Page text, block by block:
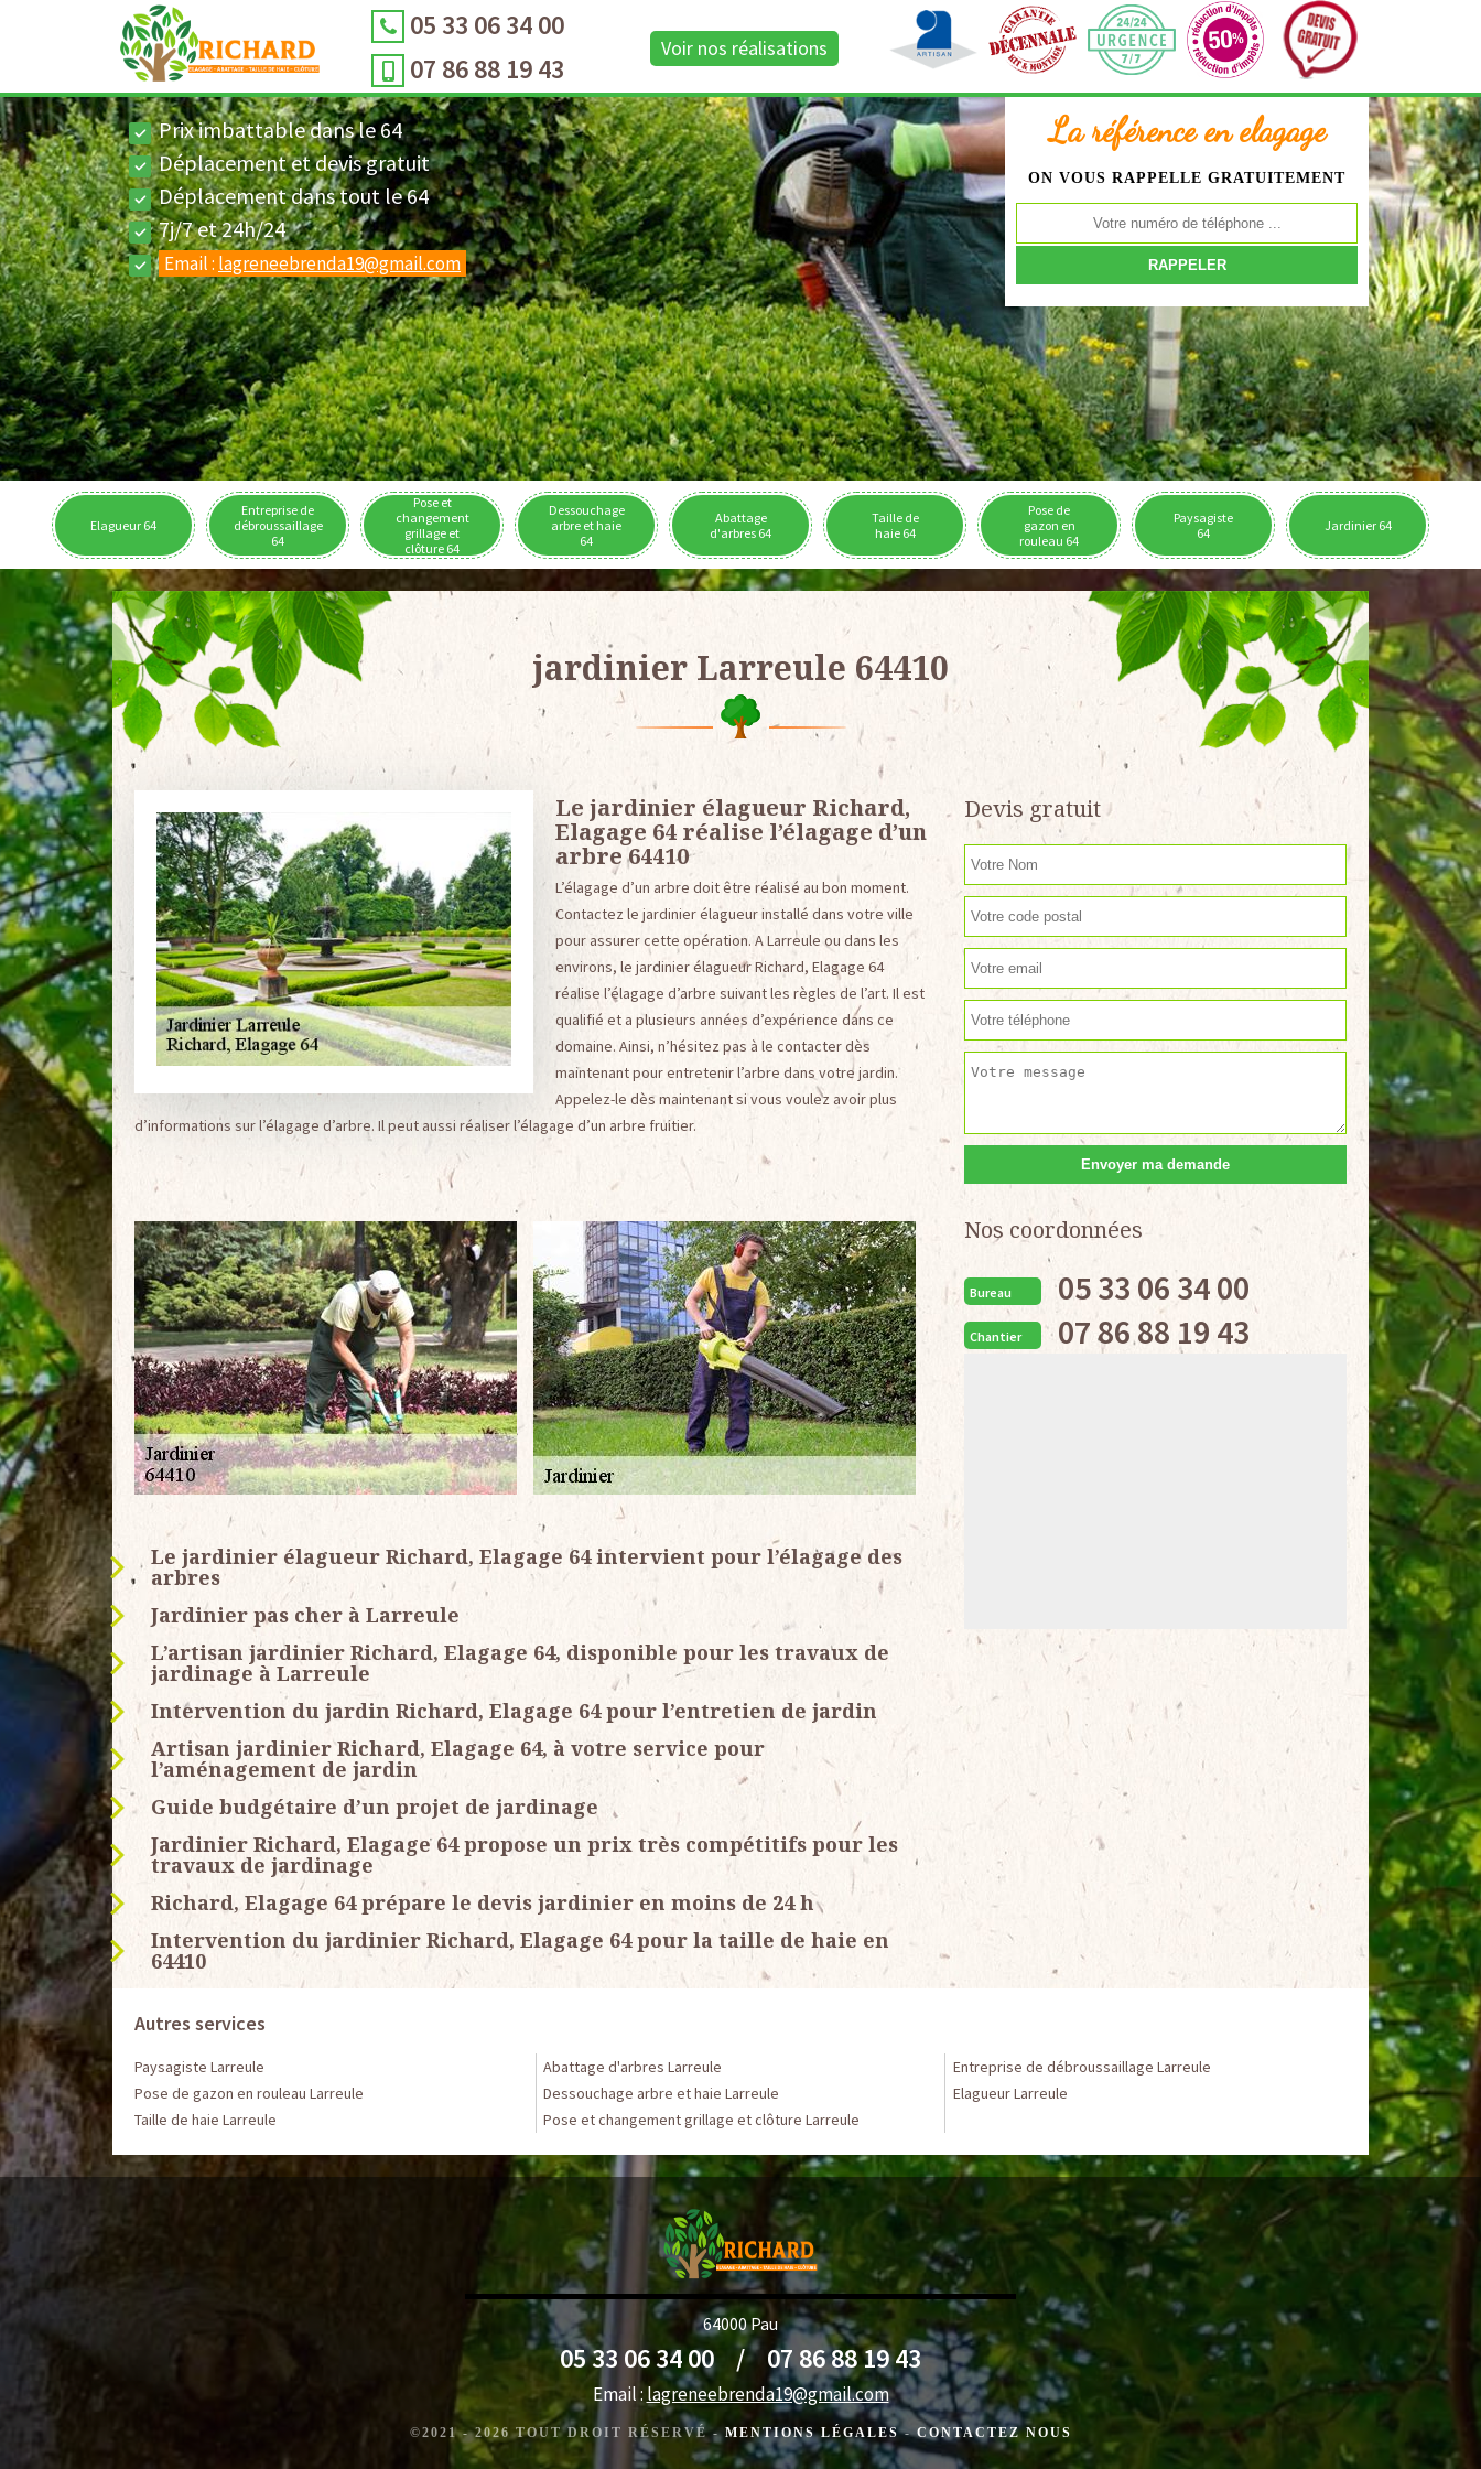
05 33 06 34 00
07 86 88 19 43
Voir nos réalisations
La référence en elagage
ON VOUS RAPPELLE GRATUITEMENT
Prix imbattable dans le 64
Déplacement et devis gratuit
Déplacement dans tout le 64
7j/7 et 24h/24
Email : lagreneebrenda19@gmail.com
Elagueur 64
Entreprise de
débroussaillage
64
Pose et
changement
grillage et
clôture 64
Dessouchage
arbre et haie
64
Abattage
d'arbres 64
Taille de
haie 64
Pose de
gazon en
rouleau 64
Paysagiste
64
Jardinier 64
jardinier Larreule 64410
Le jardinier élagueur Richard,
Elagage 64 réalise l’élagage d’un
arbre 64410
L’élagage d’un arbre doit être réalisé au bon moment.
Contactez le jardinier élagueur installé dans votre ville
pour assurer cette opération. A Larreule ou dans les
environs, le jardinier élagueur Richard, Elagage 64
réalise l’élagage d’arbre suivant les règles de l’art. Il est
qualifié et a plusieurs années d’expérience dans ce
domaine. Ainsi, n’hésitez pas à le contacter dès
maintenant pour entretenir l’arbre dans votre jardin.
Appelez-le dès maintenant si vous voulez avoir plus
d’informations sur l’élagage d’arbre. Il peut aussi réaliser l’élagage d’un arbre fruitier.
Le jardinier élagueur Richard, Elagage 64 intervient pour l’élagage des
arbres
Jardinier pas cher à Larreule
L’artisan jardinier Richard, Elagage 64, disponible pour les travaux de
jardinage à Larreule
Intervention du jardin Richard, Elagage 64 pour l’entretien de jardin
Artisan jardinier Richard, Elagage 64, à votre service pour
l’aménagement de jardin
Guide budgétaire d’un projet de jardinage
Jardinier Richard, Elagage 64 propose un prix très compétitifs pour les
travaux de jardinage
Richard, Elagage 64 prépare le devis jardinier en moins de 24 h
Intervention du jardinier Richard, Elagage 64 pour la taille de haie en
64410
Devis gratuit
Nos coordonnées
Bureau 05 33 06 34 00
Chantier 07 86 88 19 43
Autres services
Paysagiste Larreule
Pose de gazon en rouleau Larreule
Taille de haie Larreule
Abattage d'arbres Larreule
Dessouchage arbre et haie Larreule
Pose et changement grillage et clôture Larreule
Entreprise de débroussaillage Larreule
Elagueur Larreule
64000 Pau
05 33 06 34 00 / 07 86 88 19 43
Email : lagreneebrenda19@gmail.com
©2021 - 2026 TOUT DROIT RÉSERVÉ - MENTIONS LÉGALES-CONTACTEZ NOUS